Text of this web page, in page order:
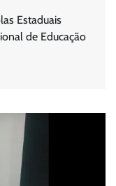
Estaduais
de Educação